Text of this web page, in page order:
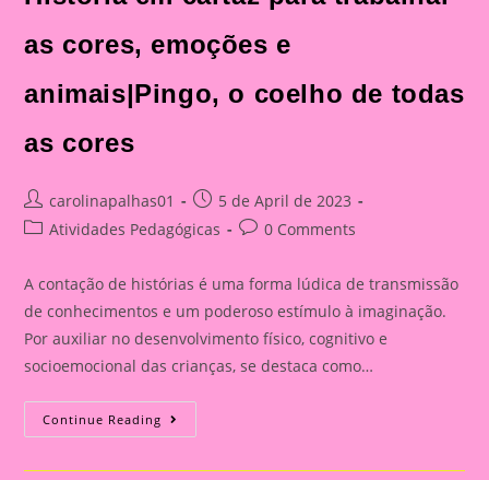
as cores, emoções e
animais|Pingo, o coelho de todas
as cores
Post
author:
carolinapalhas01
Post
published:
5 de April de 2023
PostAtividades Pedagógicas
Post0 Comments
A contação de histórias é uma forma lúdica de transmissão
de conhecimentos e um poderoso estímulo à imaginação.
Por auxiliar no desenvolvimento físico, cognitivo e
socioemocional das crianças, se destaca como…
Continue Reading História
Em
Para